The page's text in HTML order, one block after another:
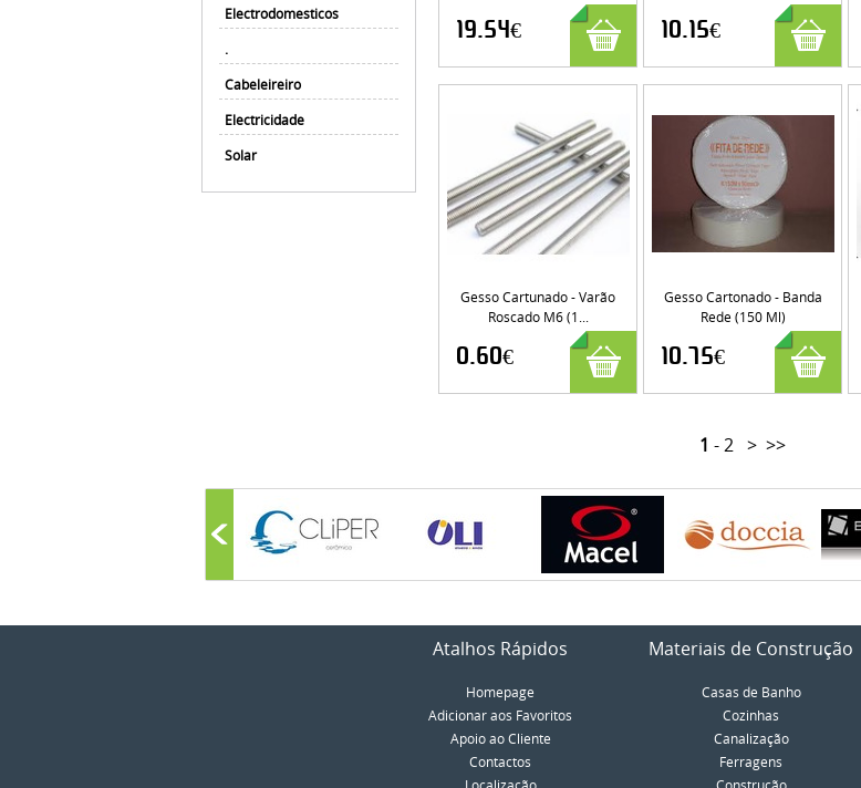
Electrodomesticos
.
Cabeleireiro
Electricidade
Solar
19.54€ 10.15€
Gesso Cartunado - Varão
Roscado M6 (1...
0.60€
Gesso Cartonado - Banda
Rede (150 Ml)
10.75€
1 -2 > >>
Atalhos Rápidos
Homepage
Adicionar aos Favoritos
Apoio ao Cliente
Contactos
Materiais de Construção
Casas de Banho
Cozinhas
Canalização
Ferragens